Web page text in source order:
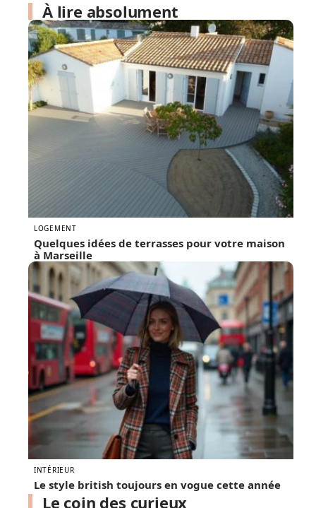
À lire absolument
LOGEMENT
Quelques idées de terrasses pour votre maison
à Marseille
INTÉRIEUR
Le style british toujours en vogue cette année
Le coin des curieux